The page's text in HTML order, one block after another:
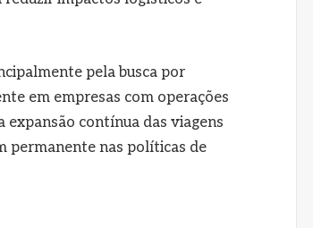
pela busca por
em empresas com operações
contínua das viagens
permanente nas políticas de